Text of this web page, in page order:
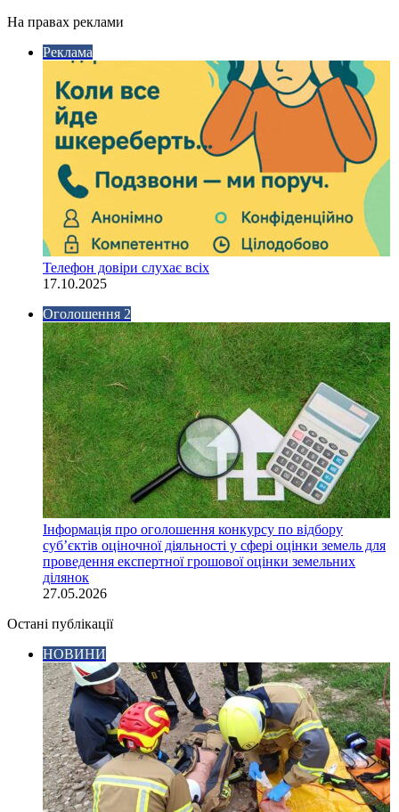
На правах реклами
Реклама
Телефон довіри слухає всіх
17.10.2025
Оголошення 2
Інформація про оголошення конкурсу по відбору
суб’єктів оціночної діяльності у сфері оцінки земель для
проведення експертної грошової оцінки земельних
ділянок
27.05.2026
Остані публікації
НОВИНИ